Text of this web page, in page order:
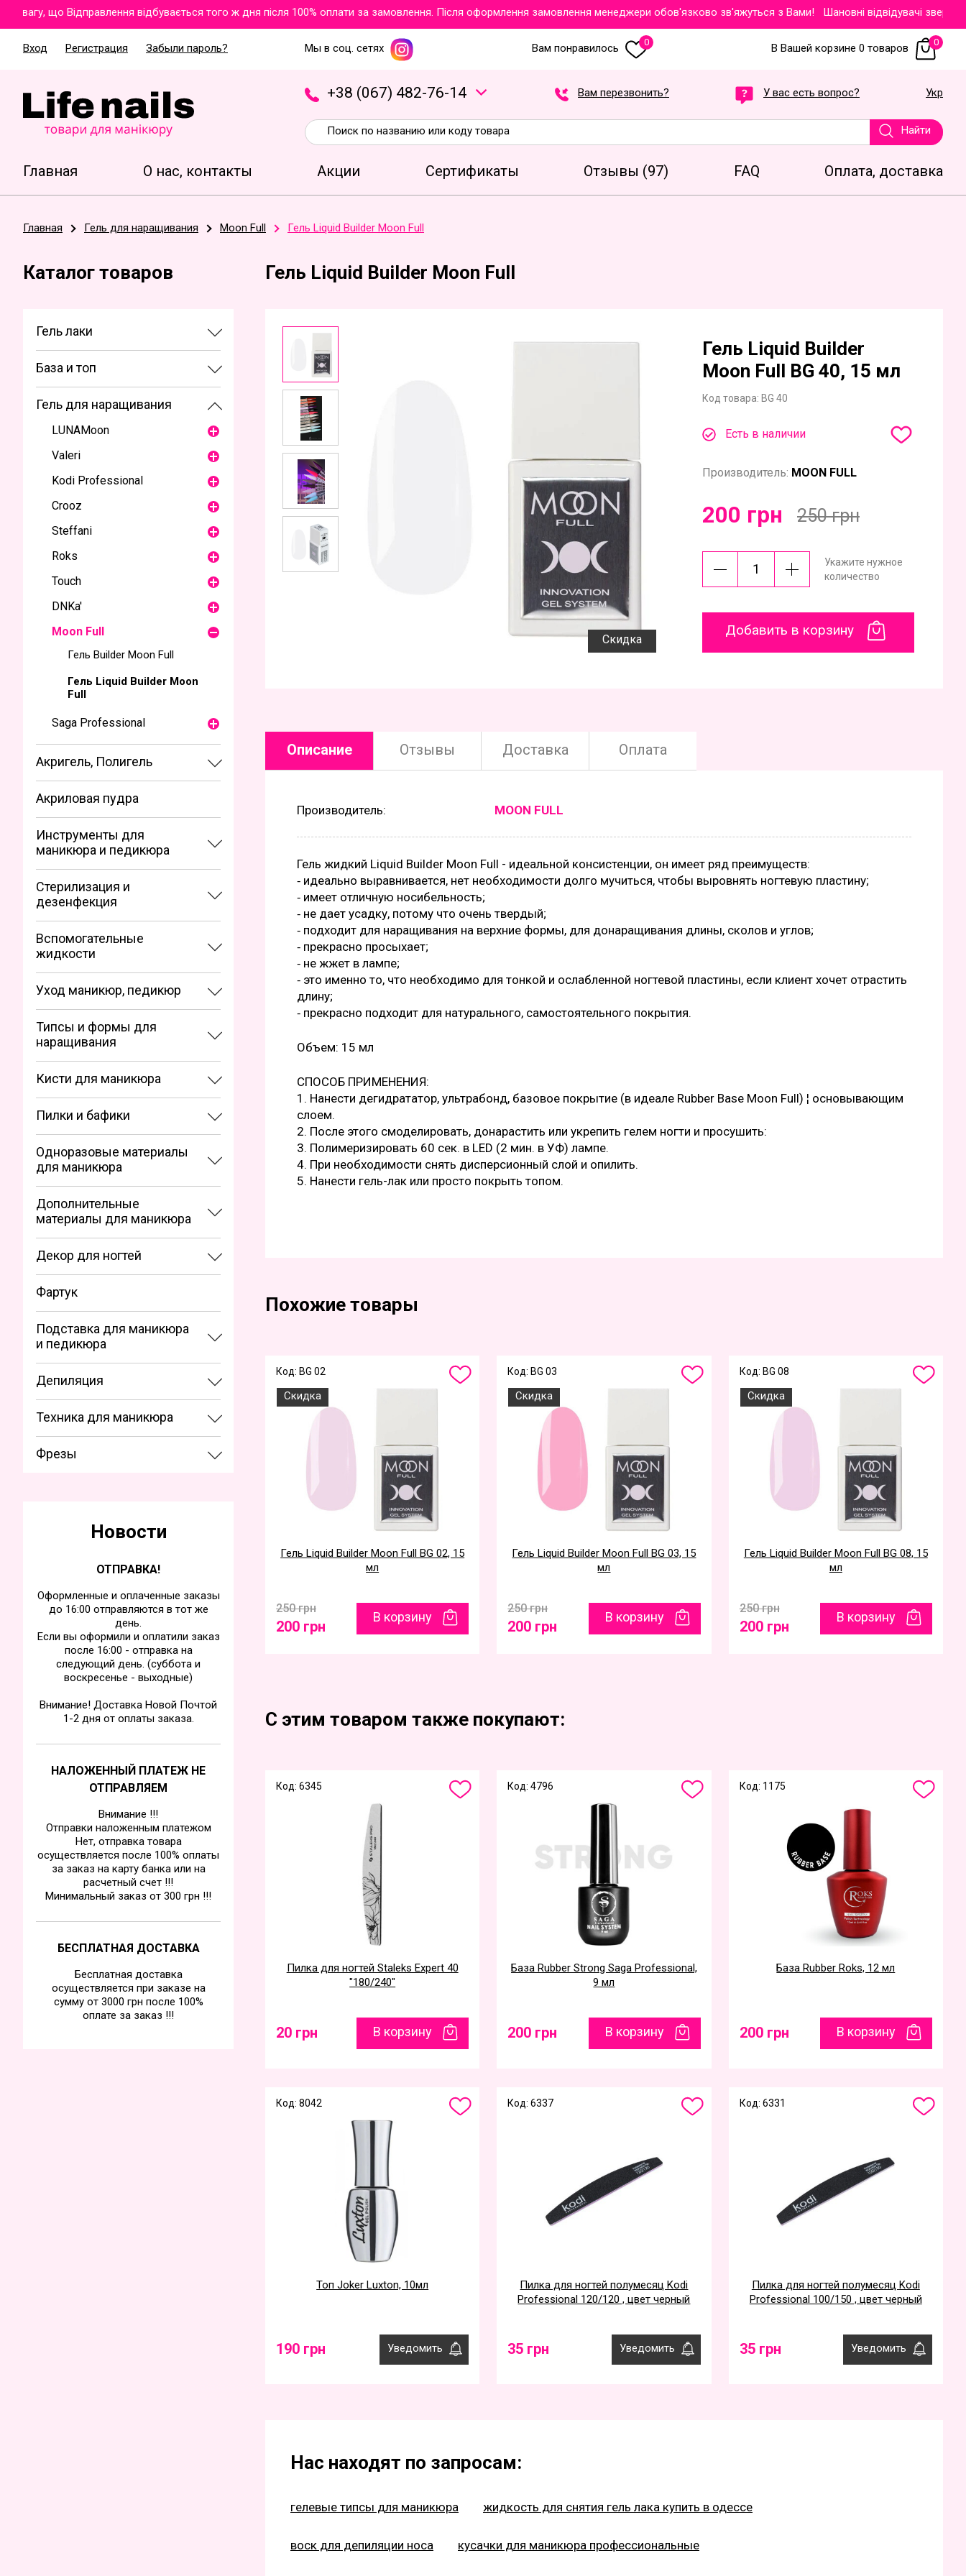
що Відправлення відбувається того ж дня після 100% оплати за замовлення. Після оформлення замовлення менеджери обов'язково зв'яжуться з Вами!Шановні відвідувачі звертаємо
Вход Регистрация Забыли пароль? Мы в соц. сетях Вам понравилось 0 В Вашей корзине 0 товаров 0
+38 (067) 482-76-1 4 Вам перезвонить? У вас есть вопрос? Укр
Найти
Главная О нас, контакты Акции Сертификаты Отзывы (97) FAQ Оплата, доставка
Главная Гель для наращивания Moon Full Гель Liquid Builder Moon Full
Каталог товаров
Гель лаки
База и топ
Гель для наращивания
LUNAМoon
Valeri
Kodi Professional
Crooz
Steffani
Roks
Touch
DNKa'
Moon Full
Гель Builder Moon Full
Гель Liquid Builder Moon
Full
Saga Professional
Акригель, Полигель
Акриловая пудра
Инструменты для
маникюра и педикюра
Стерилизация и
дезенфекция
Вспомогательные
жидкости
Уход маникюр, педикюр
Типсы и формы для
наращивания
Кисти для маникюра
Пилки и бафики
Одноразовые материалы
для маникюра
Дополнительные
материалы для маникюра
Декор для ногтей
Фартук
Подставка для маникюра
и педикюра
Депиляция
Техника для маникюра
Фрезы
Новости
ОТПРАВКА!
Оформленные и оплаченные заказы
до 16:00 отправляются в тот же
день.
Если вы оформили и оплатили заказ
после 16:00 - отправка на
следующий день. (суббота и
воскресенье - выходные)
Внимание! Доставка Новой Почтой
1-2 дня от оплаты заказа.
НАЛОЖЕННЫЙ ПЛАТЕЖ НЕ
ОТПРАВЛЯЕМ
Внимание !!!
Отправки наложенным платежом
Нет, отправка товара
осуществляется после 100% оплаты
за заказ на карту банка или на
расчетный счет !!!
Минимальный заказ от 300 грн !!!
БЕСПЛАТНАЯ ДОСТАВКА
Бесплатная доставка
осуществляется при заказе на
сумму от 3000 грн после 100%
оплате за заказ !!!
Гель Liquid Builder Moon Full
Скидка
Гель Liquid Builder
Moon Full BG 40, 15 мл
Код товара: BG 40
Есть в наличии
Производитель: MOON FULL
200 грн 250 грн
Укажите нужное
количество
Добавить в корзину
Описание Отзывы Доставка Оплата
Производитель: MOON FULL
Гель жидкий Liquid Builder Moon Full - идеальной консистенции, он имеет ряд преимуществ:
⁃ идеально выравнивается, нет необходимости долго мучиться, чтобы выровнять ногтевую пластину;
⁃ имеет отличную носибельность;
⁃ не дает усадку, потому что очень твердый;
⁃ подходит для наращивания на верхние формы, для донаращивания длины, сколов и углов;
⁃ прекрасно просыхает;
⁃ не жжет в лампе;
⁃ это именно то, что необходимо для тонкой и ослабленной ногтевой пластины, если клиент хочет отрастить
длину;
⁃ прекрасно подходит для натурального, самостоятельного покрытия.
Объем: 15 мл
СПОСОБ ПРИМЕНЕНИЯ:
1. Нанести дегидрататор, ультрабонд, базовое покрытие (в идеале Rubber Base Moon Full) ¦ основывающим
слоем.
2. После этого смоделировать, донарастить или укрепить гелем ногти и просушить:
3. Полимеризировать 60 сек. в LED (2 мин. в УФ) лампе.
4. При необходимости снять дисперсионный слой и опилить.
5. Нанести гель-лак или просто покрыть топом.
Похожие товары
Код: BG 02
Скидка
Гель Liquid Builder Moon Full BG 02, 15
мл
250 грн
200 грн
В корзину
Код: BG 03
Скидка
Гель Liquid Builder Moon Full BG 03, 15
мл
250 грн
200 грн
В корзину
Код: BG 08
Скидка
Гель Liquid Builder Moon Full BG 08, 15
мл
250 грн
200 грн
В корзину
С этим товаром также покупают:
Код: 6345
Пилка для ногтей Staleks Expert 40
"180/240"
20 грн В корзину
Код: 4796
База Rubber Strong Saga Professional,
9 мл
200 грн В корзину
Код: 1175
База Rubber Roks, 12 мл
200 грн В корзину
Код: 8042
Топ Joker Luxton, 10мл
190 грн Уведомить
Код: 6337
Пилка для ногтей полумесяц Kodi
Professional 120/120 , цвет черный
35 грн Уведомить
Код: 6331
Пилка для ногтей полумесяц Kodi
Professional 100/150 , цвет черный
35 грн Уведомить
Нас находят по запросам:
гелевые типсы для маникюра жидкость для снятия гель лака купить в одессе
воск для депиляции носа кусачки для маникюра профессиональные